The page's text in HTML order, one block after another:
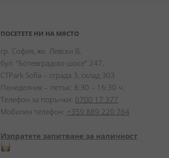
ПОСЕТЕТЕ НИ НА МЯСТО
гр. София, жк. Левски В,
бул. “Ботевградско шосе” 247,
CTPark Sofia – сграда 3, склад 303
Понеделник – петък: 8:30 – 16:30 ч.
Телефон за поръчки: 0700 17 377
Мобилен телефон: +359 889 220 764
Изпратете запитване за наличност